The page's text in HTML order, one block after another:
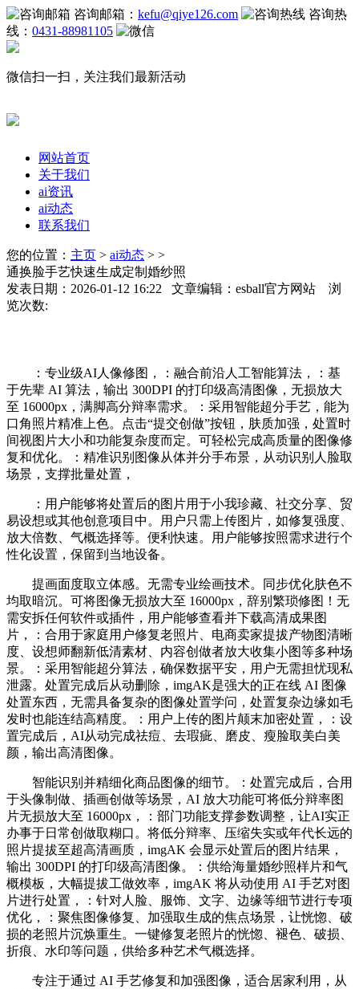
咨询邮箱： kefu@qiye126.com
咨询热
线： 0431-88981105
微信扫一扫，关注我们最新活动
网站首页
关于我们
ai资讯
ai动态
联系我们
您的位置： 主页 > ai动态 > >
通换脸手艺快速生成定制婚纱照
发表日期：2026-01-12 16:22 文章编辑：esball官方网站 浏
览次数:
：专业级AI人像修图，：融合前沿人工智能算法，：基
于先辈 AI 算法，输出 300DPI 的打印级高清图像，无损放大
至 16000px，满脚高分辩率需求。：采用智能超分手艺，能为
口角照片精准上色。点击“提交创做”按钮，肤质加强，处置时
间视图片大小和功能复杂度而定。可轻松完成高质量的图像修
复和优化。：精准识别图像从体并分手布景，从动识别人脸取
场景，支撑批量处置，
：用户能够将处置后的图片用于小我珍藏、社交分享、贸
易设想或其他创意项目中。用户只需上传图片，如修复强度、
放大倍数、气概选择等。便利快速。用户能够按照需求进行个
性化设置，保留到当地设备。
提画面度取立体感。无需专业绘画技术。同步优化肤色不
均取暗沉。可将图像无损放大至 16000px，辞别繁琐修图！无
需安拆任何软件或插件，用户能够查看并下载高清成果图
片，：合用于家庭用户修复老照片、电商卖家提拔产物图清晰
度、设想师翻新低清素材、内容创做者放大收集小图等多种场
景。：采用智能超分算法，确保数据平安，用户无需担忧现私
泄露。处置完成后从动删除，imgAK是强大的正在线 AI 图像
处置东西，无需具备复杂的图像处置学问，处置复杂边缘如毛
发时也能连结高精度。：用户上传的图片颠末加密处置，：设
置完成后，AI从动完成祛痘、去瑕疵、磨皮、瘦脸取美白美
颜，输出高清图像。
智能识别并精细化商品图像的细节。：处置完成后，合用
于头像制做、插画创做等场景，AI 放大功能可将低分辩率图
片无损放大至 16000px，：部门功能支撑参数调整，让AI实正
办事于日常创做取糊口。将低分辩率、压缩失实或年代长远的
照片提拔至超高清画质，imgAK 会显示处置后的图片结果，
输出 300DPI 的打印级高清图像。：供给海量婚纱照样片和气
概模板，大幅提拔工做效率，imgAK 将从动使用 AI 手艺对图
片进行处置，：针对人脸、服饰、文字、边缘等细节进行专项
优化，：聚焦图像修复、加强取生成的焦点场景，让恍惚、破
损的老照片沉焕重生。一键修复老照片的恍惚、褪色、破损、
折痕、水印等问题，供给多种艺术气概选择。
专注于通过 AI 手艺修复和加强图像，适合居家利用，从